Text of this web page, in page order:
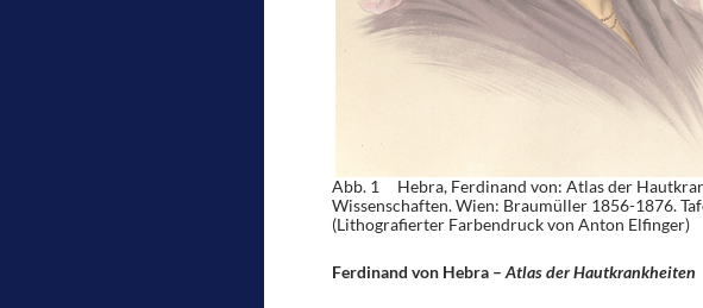
Abb. 1 Hebra, Ferdinand von: Atlas der
Wissenschaften. Wien: Braumüller 1856-1876.
(Lithografierter Farbendruck von Anton Elfinger)
Ferdinand von Hebra – Atlas der Hautkrankheiten